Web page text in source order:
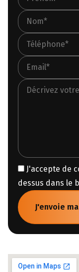
J'accepte de
dessus dans le